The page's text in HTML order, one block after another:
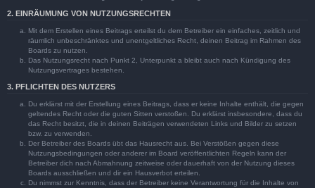
2. EINRÄUMUNG VON NUTZUNGSRECHTEN
Mit dem Erstellen eines Beitrags erteilst du dem Betreiber ein einfaches, zeitlich und
räumlich unbeschränktes und unentgeltliches Recht, deinen Beitrag im Rahmen des
Boards zu nutzen.
Das Nutzungsrecht nach Punkt 2, Unterpunkt a bleibt auch nach Kündigung des
Nutzungsvertrages bestehen.
3. PFLICHTEN DES NUTZERS
Du erklärst mit der Erstellung eines Beitrags, dass er keine Inhalte enthält, die gegen
geltendes Recht oder die guten Sitten verstoßen. Du erklärst insbesondere, dass du
das Recht besitzt, die in deinen Beiträgen verwendeten Links und Bilder zu setzen
bzw. zu verwenden.
Der Betreiber des Boards übt das Hausrecht aus. Bei Verstößen gegen diese
Nutzungsbedingungen oder anderer im Board veröffentlichten Regeln kann der
Betreiber dich nach Abmahnung zeitweise oder dauerhaft von der Nutzung dieses
Boards ausschließen und dir ein Hausverbot erteilen.
Du nimmst zur Kenntnis, dass der Betreiber keine Verantwortung für die Inhalte von